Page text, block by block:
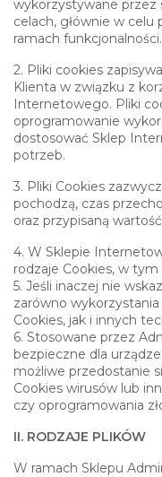
wykorzystywane
celach, głównie w celu
ramach funkcjonalności.
2. Pliki cookies
Klienta w związku z
Internetowego. Pliki
oprogramowanie
dostosować Sklep
potrzeb.
3. Pliki Cookies
pochodzą, czas
oraz przypisaną
4. W Sklepie
rodzaje Cookies, w
5. Jeśli inaczej nie
zarówno
Cookies, jak i innych
6. Stosowane przez
bezpieczne dla
możliwe przedostanie
Cookies wirusów lub
czy oprogramowania
II. RODZAJE PLIKÓW
W ramach Sklepu